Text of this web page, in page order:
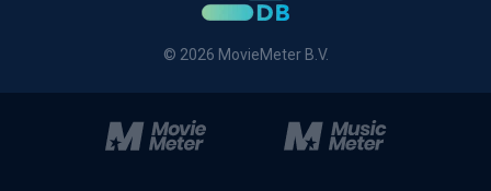
© 2026 MovieMeter B.V.